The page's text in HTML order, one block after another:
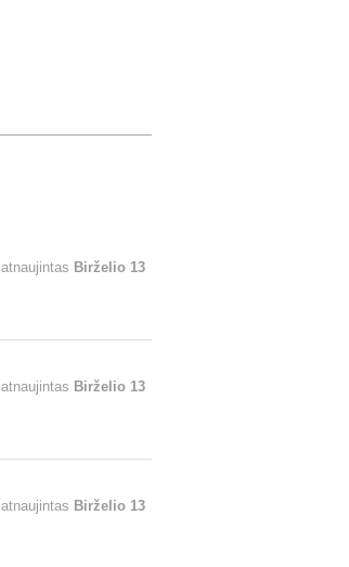
atnaujintas Birželio 13
atnaujintas Birželio 13
atnaujintas Birželio 13